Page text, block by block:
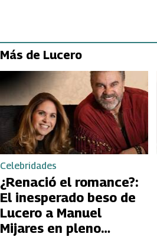
Más de Lucero
Celebridades
¿Renació el romance?:
El inesperado beso de
Lucero a Manuel
Mijares en pleno